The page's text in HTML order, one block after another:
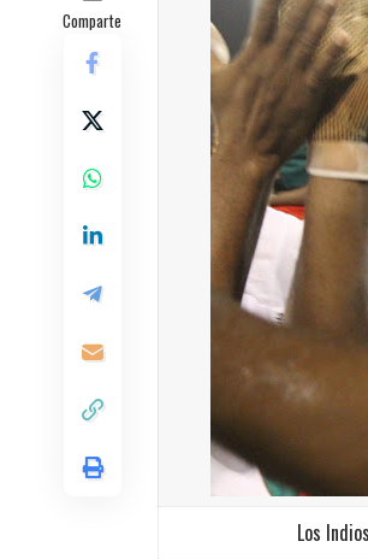
Comparte
Los